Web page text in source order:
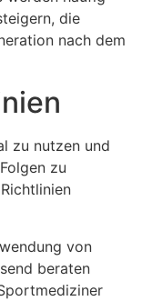
die
nach dem
zu nutzen und
zu
von
beraten